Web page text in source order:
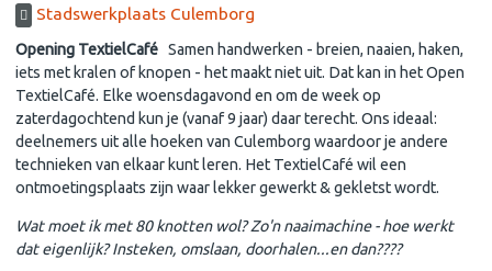
Stadswerkplaats Culemborg
Opening TextielCafé Samen handwerken - breien, naaien, haken,
iets met kralen of knopen - het maakt niet uit. Dat kan in het Open
TextielCafé. Elke woensdagavond en om de week op
zaterdagochtend kun je (vanaf 9 jaar) daar terecht. Ons ideaal:
deelnemers uit alle hoeken van Culemborg waardoor je andere
technieken van elkaar kunt leren. Het TextielCafé wil een
ontmoetingsplaats zijn waar lekker gewerkt & gekletst wordt.
Wat moet ik met 80 knotten wol? Zo'n naaimachine - hoe werkt
dat eigenlijk? Insteken, omslaan, doorhalen...en dan????